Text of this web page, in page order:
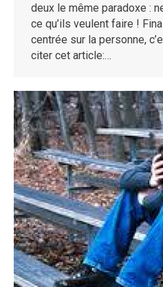
deux le même paradoxe :
ce qu’ils veulent faire !
centrée sur la personne,
citer cet article:…